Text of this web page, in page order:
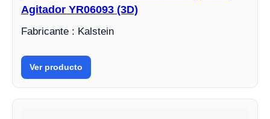
Agitador YR06093 (3D)
Fabricante : Kalstein
Ver producto